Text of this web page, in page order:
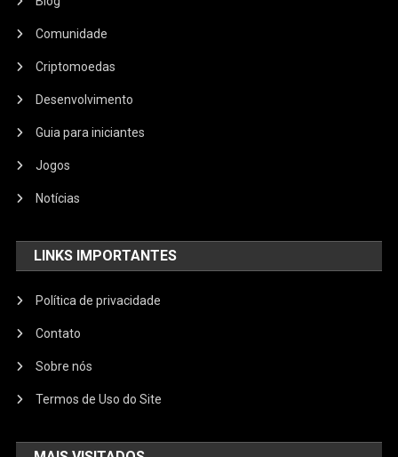
Comunidade
Criptomoedas
Desenvolvimento
Guia para iniciantes
Jogos
Notícias
LINKS IMPORTANTES
Política de privacidade
Contato
Sobre nós
Termos de Uso do Site